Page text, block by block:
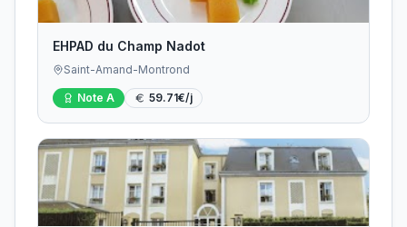
EHPAD du Champ Nadot
Saint-Amand-Montrond
Note A 59.71€/j